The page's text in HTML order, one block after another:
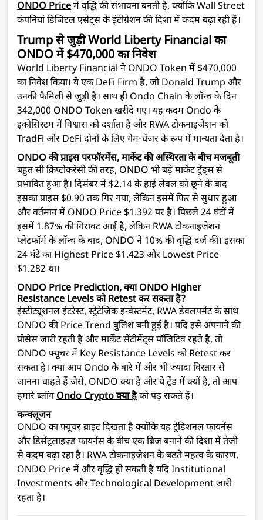
ONDO Priceमें वृद्धि की संभावना बनती है, क्योंकि Wall Street
कंपनियां डिजिटल एसेट्स के इंटीग्रेशन की दिशा में कदम बढ़ा रही हैं।
Trump से जुड़ी World Liberty Financial का
ONDO में $470,000 का निवेश
World Liberty Financial ने ONDO Token में $470,000
का निवेश किया। ये एक DeFi Firm है, जो Donald Trump और
उनकी फैमिली से जुड़ी है। साथ ही Ondo Chain के लॉन्च के दिन
342,000 ONDO Token खरीदे गए। यह कदम Ondo के
इकोसिस्टम में विश्वास को दर्शाता है और RWA टोकनाइजेशन को
TradFi और DeFi दोनों के लिए गेम-चेंजर के रूप में मान्यता देता है।
ONDO की प्राइस परफॉरमेंस, मार्केट की अस्थिरता के बीच मजबूती
बहुत सी क्रिप्टोकरेंसी की तरह, ONDO भी बड़े मार्केट ट्रेंड्स से
प्रभावित हुआ है। दिसंबर में $2.14 के हाई लेवल को छूने के बाद
इसका प्राइस $0.90 तक गिर गया, लेकिन इसमें फिर से सुधार हुआ
और वर्तमान में ONDO Price $1.392 पर है। पिछले 24 घंटों में
इसमें 1.87% की गिरावट आई है, लेकिन RWA टोकनाइजेशन
प्लेटफॉर्म के लॉन्च के बाद, ONDO ने 10% की वृद्धि दर्ज की। इसका
24 घंटे का Highest Price $1.423 और Lowest Price
$1.282 था।
ONDO Price Prediction, क्या ONDO Higher
Resistance Levels को Retest कर सकता है?
इंस्टीट्यूशनल इंटरेस्ट, स्ट्रेटेजिक इन्वेस्टमेंट, RWA डेवलपमेंट के साथ
ONDO की Price Trend बुलिश बनी हुई है। यदि इसे अपनाने की
प्रोसेस जारी रहती है और मार्केट सेंटीमेंट्स पॉजिटिव रहते है, तो
ONDO फ्यूचर में Key Resistance Levels को Retest कर
सकता है। क्या आप Ondo के बारे में और भी ज्यादा विस्तार से
जानना चाहते हैं जैसे, ONDO क्या है और ये ट्रेंड में क्यों है, तो आप
हमारे ब्लॉगOndo Crypto क्या हैको पढ़ सकते हैं।
कन्क्लूजन
ONDO का फ्यूचर ब्राइट दिखता है क्योंकि यह ट्रेडिशनल फायनेंस
और डिसेंट्रलाइज़्ड फायनेंस के बीच एक ब्रिज बनाने की दिशा में तेजी
से कदम बढ़ा रहा है। RWA टोकनाइजेशन के बढ़ते महत्व के कारण,
ONDO Price में और वृद्धि हो सकती है यदि Institutional
Investments और Technological Development जारी
रहता है।